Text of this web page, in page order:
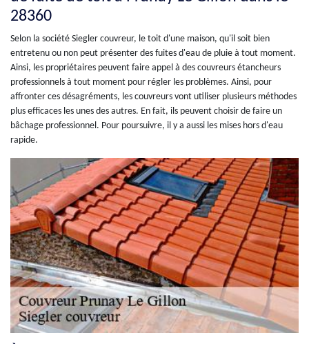
28360
Selon la société Siegler couvreur, le toit d'une maison, qu'il soit bien
entretenu ou non peut présenter des fuites d'eau de pluie à tout moment.
Ainsi, les propriétaires peuvent faire appel à des couvreurs étancheurs
professionnels à tout moment pour régler les problèmes. Ainsi, pour
affronter ces désagréments, les couvreurs vont utiliser plusieurs méthodes
plus efficaces les unes des autres. En fait, ils peuvent choisir de faire un
bâchage professionnel. Pour poursuivre, il y a aussi les mises hors d'eau
rapide.